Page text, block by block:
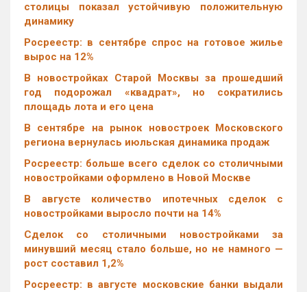
столицы показал устойчивую положительную
динамику
Росреестр: в сентябре спрос на готовое жилье
вырос на 12%
В новостройках Старой Москвы за прошедший
год подорожал «квадрат», но сократились
площадь лота и его цена
В сентябре на рынок новостроек Московского
региона вернулась июльская динамика продаж
Росреестр: больше всего сделок со столичными
новостройками оформлено в Новой Москве
В августе количество ипотечных сделок с
новостройками выросло почти на 14%
Cделок со столичными новостройками за
минувший месяц стало больше, но не намного —
рост составил 1,2%
Росреестр: в августе московские банки выдали